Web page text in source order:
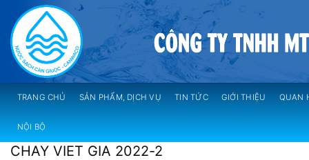
content
TRANG CHỦ SẢN PHẨM, DỊCH VỤ TIN TỨC GIỚI THIỆU QUAN
NỘI BỘ
CHAY VIET GIA 2022-2